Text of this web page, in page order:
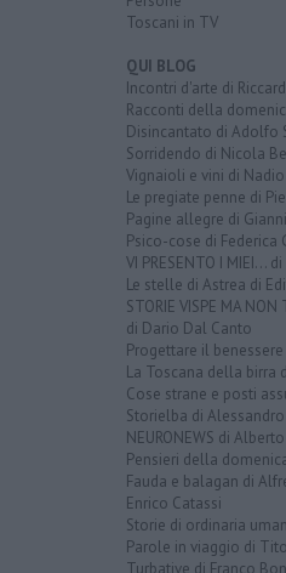
Toscani in TV
QUI BLOG
Incontri d'arte di
Racconti della
Disincantato di Adolfo
Sorridendo di Nicola
Vignaioli e vini di
Le pregiate penne di
Pagine allegre di
Psico-cose di Federica
VI PRESENTO I MIEI...
Le stelle di Astrea di
STORIE VISPE MA
di Dario Dal Canto
Progettare il
La Toscana della birra
Cose strane e posti
Storielba di
NEURONEWS di
Pensieri della
Fauda e balagan di
Enrico Catassi
Storie di ordinaria
Parole in viaggio di